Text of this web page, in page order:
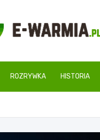
ROZRYWKA HISTORIA